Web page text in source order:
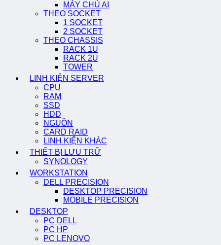
MÁY CHỦ AI
THEO SOCKET
1 SOCKET
2 SOCKET
THEO CHASSIS
RACK 1U
RACK 2U
TOWER
LINH KIỆN SERVER
CPU
RAM
SSD
HDD
NGUỒN
CARD RAID
LINH KIỆN KHÁC
THIẾT BỊ LƯU TRỮ
SYNOLOGY
WORKSTATION
DELL PRECISION
DESKTOP PRECISION
MOBILE PRECISION
DESKTOP
PC DELL
PC HP
PC LENOVO